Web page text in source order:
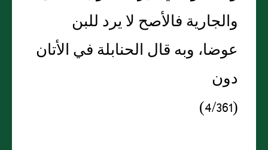
والجارية فالأصح لا يرد للبن
عوضا، وبه قال الحنابلة في الأتان
دون
(4/361)